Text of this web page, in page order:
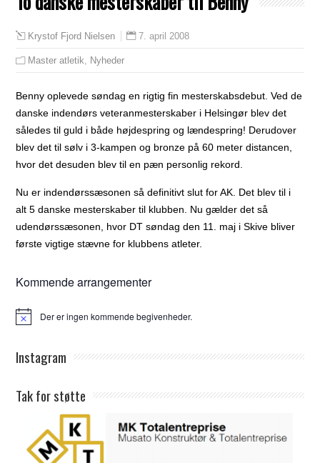
Krystof Fjord Nielsen 7. april 2008
Master atletik Nyheder
Benny oplevede søndag en rigtig fin mesterskabsdebut. Ved de
danske indendørs veteranmesterskaber i Helsingør blev det
således til guld i både højdespring og lændespring! Derudover
blev det til sølv i 3-kampen og bronze på 60 meter distancen,
hvor det desuden blev til en pæn personlig rekord.
Nu er indendørssæsonen så definitivt slut for AK. Det blev til i
alt 5 danske mesterskaber til klubben. Nu gælder det så
udendørssæsonen, hvor DT søndag den 11. maj i Skive bliver
første vigtige stævne for klubbens atleter.
Kommende arrangementer
Notice Der er ingen kommende begivenheder.
Instagram
Tak for støtte